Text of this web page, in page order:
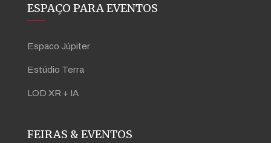
ESPAÇO PARA EVENTOS
Espaco Júpiter
Estúdio Terra
LOD XR + IA
FEIRAS & EVENTOS